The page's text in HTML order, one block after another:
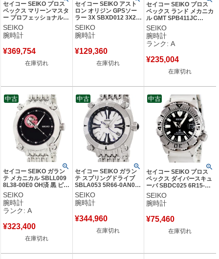
セイコー SEIKO プロス
ペックス マリーンマスタ
ー プロフェッショナル
メカニカル 1000m
SBDX014 8L35-00H0 メ
ンズ 腕時計自動巻き ブ
SEIKO
腕時計
¥369,754
在庫切れ
セイコー SEIKO アスト
ロン オリジン GPSソー
ラー 3X SBXD012 3X22-
0AE0 黒 パーペチュアル
カレンダー メンズ 腕時
計クオーツ ブラック
SEIKO
腕時計
¥129,360
在庫切れ
セイコー SEIKO プロス
ペックス ランド メカニカ
ル GMT SPB411JC
6R54-00A0 グレー 回転
ベゼル 限定 メンズ 腕時
計自動巻き ブラック 【中
古】中古美品
SEIKO
腕時計
ランク: A
¥235,004
在庫切れ
セイコー SEIKO ガラン
テ メカニカル SBLL009
8L38-00E0 OH済 黒 ピン
ク GALA SIGN ガラサイ
ン 円柱 メンズ 腕時計自
動巻き ブラック 【中
古】中古美品
SEIKO
腕時計
ランク: A
¥323,400
在庫切れ
中古
セイコー SEIKO ガラン
テ スプリングドライブ
SBLA053 5R66-0AN0
ホワイト ブラック 円柱
薔薇モチーフ メンズ 腕
時計自動巻き ホワイト
SEIKO
腕時計
¥344,960
在庫切れ
中古
セイコー SEIKO プロス
ペックス ダイバースキュ
ーバ SBDC025 6R15-
02X0 ブラックモンスタ
ー デイト 夜光 メンズ 腕
時計自動巻き ブラック
SEIKO
腕時計
¥75,460
在庫切れ
中古